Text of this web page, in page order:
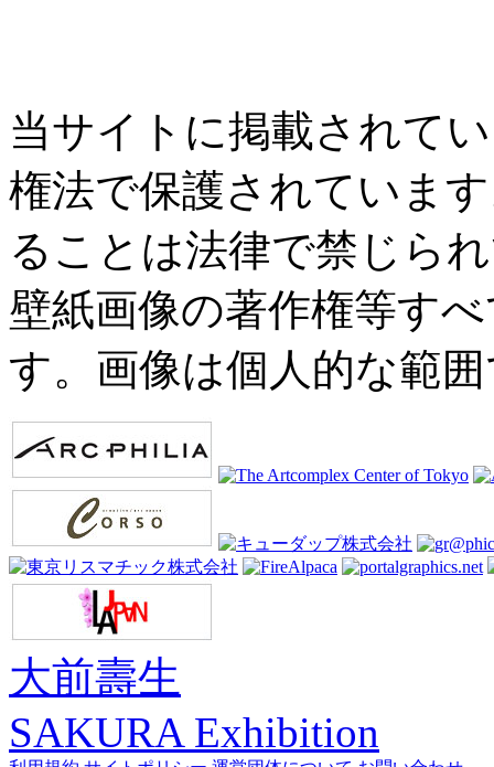
当サイトに掲載されて
権法で保護されていま
ることは法律で禁じら
壁紙画像の著作権等す
す。画像は個人的な範
大前壽生
SAKURA Exhibition